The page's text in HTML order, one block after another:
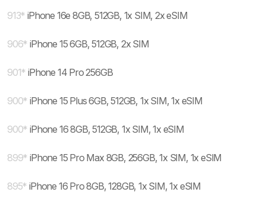
913* iPhone 16e 8GB, 512GB, 1x SIM, 2x eSIM
906* iPhone 15 6GB, 512GB, 2x SIM
901* iPhone 14 Pro 256GB
900* iPhone 15 Plus 6GB, 512GB, 1x SIM, 1x eSIM
900* iPhone 16 8GB, 512GB, 1x SIM, 1x eSIM
899* iPhone 15 Pro Max 8GB, 256GB, 1x SIM, 1x eSIM
895* iPhone 16 Pro 8GB, 128GB, 1x SIM, 1x eSIM